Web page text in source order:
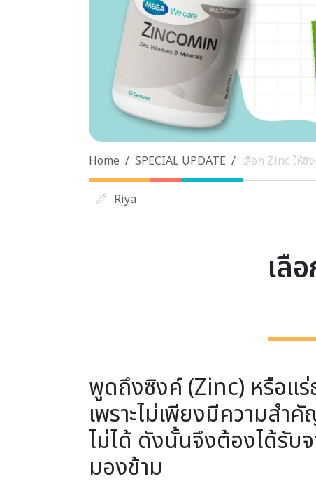
Home SPECIAL UPDATE เลือก Zinc ให้ซิ
Riya
เลื
พูดถึงซิงค์ (Zinc) หรือแร่
เพราะไม่เพียงมีความส
ไม่ได้ ดังนั้นจึงต้องได้รับ
มองข้าม